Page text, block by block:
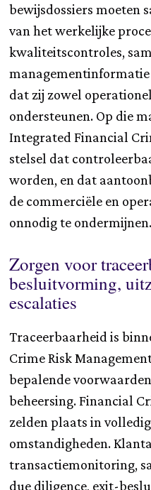
bewijsdossiers moeten
van het werkelijke
kwaliteitscontroles,
dat zij zowel
ondersteunen. Op die
Integrated Financial
stelsel dat
worden, en dat
de commerciële en
onnodig te ondermijnen.
Zorgen voor
besluitvorming,
escalaties
Traceerbaarheid is
Crime Risk
bepalende
beheersing. Financial
zelden plaats in
omstandigheden.
transactiemonitoring,
due diligence, exit-